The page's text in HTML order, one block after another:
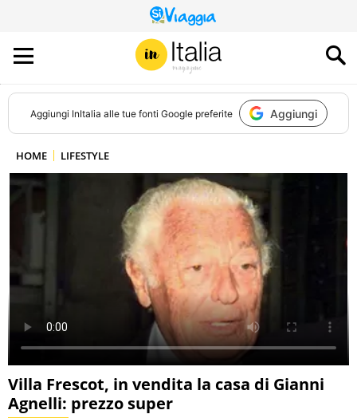
QUESTO
SITO
CONTRIBUISCE
ALL’AUDIENCE
DI
Aggiungi InItalia alle tue fonti Google preferite Aggiungi
HOME LIFESTYLE
Villa Frescot, in vendita la casa di Gianni
Agnelli: prezzo super